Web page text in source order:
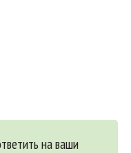
на ваши